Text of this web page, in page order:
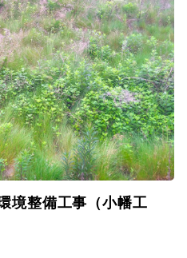
境整備工事（小幡工